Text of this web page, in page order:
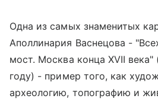
Одна из самых знаменитых
Аполлинария Васнецова -
мост. Москва конца XVII века"
году) - пример того, как
археологию, топографию и